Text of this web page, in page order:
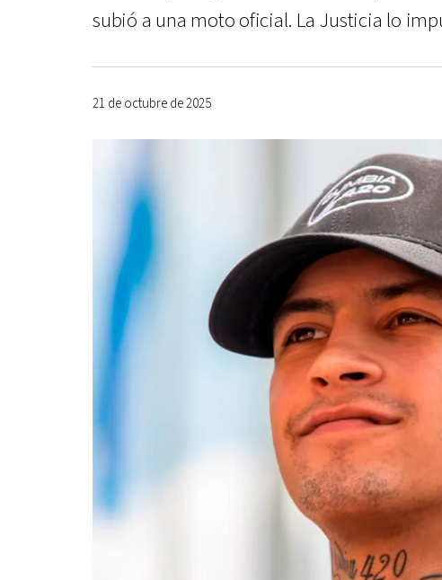
subió a una moto oficial. La Justicia lo
21 de octubre de 2025